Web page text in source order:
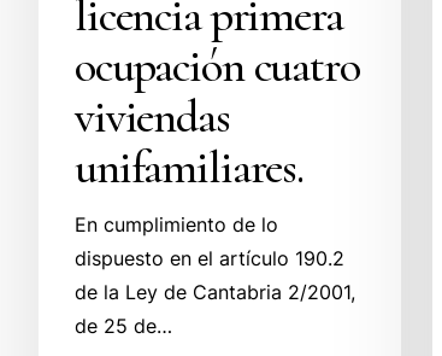
primera
cuatro
viviendas
unifamiliares.
licencia primera
ocupación cuatro
viviendas
unifamiliares.
En cumplimiento de lo
dispuesto en el artículo 190.2
de la Ley de Cantabria 2/2001,
de 25 de…